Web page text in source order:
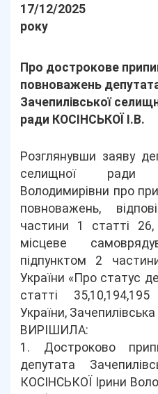
17/12/2025
року
Про дострокове
повноважень
Зачепилівської
ради КОСІНСЬКОЇ І.В.
Розглянувши заяву
селищної ради
Володимирівни про
повноважень,
частини 1 статті
місцеве
підпунктом 2
України «Про статус
статті
України,
ВИРІШИЛА:
1. Достроково
депутата
КОСІНСЬКОЇ Ірини